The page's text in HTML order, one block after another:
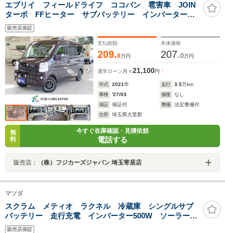
エブリイ フィールドライフ ココバン 雹害車 JOIN
ターボ FFヒーター サブバッテリー インバーター
400W ルーフベント ソーラーパネル メモリナビ
ETC バックカメラ
販売店保証
支払総額
209.8万円
本体価格
207.0万円
通常ローン 月々21,100円
年式 2021年 走行 3.5万km
車検
'27/03 修復
なし
保証
保証付 整備
法定整備付
住所
埼玉県大里郡
無
料
今すぐ在庫確認・見積依頼
電話する
販売店： （株）フジカーズジャパン 埼玉寄居店
マツダ
スクラム メティオ ラクネル 冷蔵庫 シングルサブ
バッテリー 走行充電 インバーター500W ソーラーパ
ネル メモリナビ ETC
販売店保証